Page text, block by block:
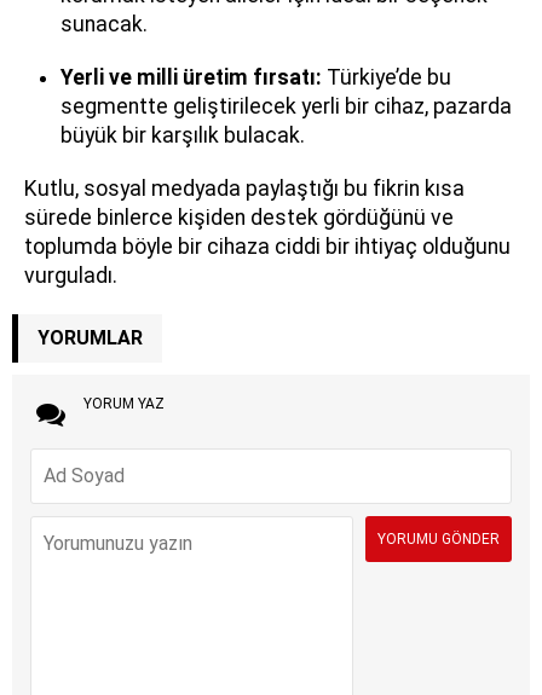
sunacak.
Yerli ve milli üretim fırsatı: Türkiye’de bu
segmentte geliştirilecek yerli bir cihaz, pazarda
büyük bir karşılık bulacak.
Kutlu, sosyal medyada paylaştığı bu fikrin kısa
sürede binlerce kişiden destek gördüğünü ve
toplumda böyle bir cihaza ciddi bir ihtiyaç olduğunu
vurguladı.
YORUMLAR
YORUM YAZ